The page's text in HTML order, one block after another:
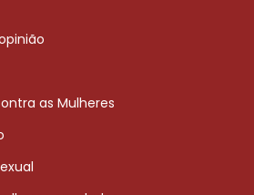
as Mulheres